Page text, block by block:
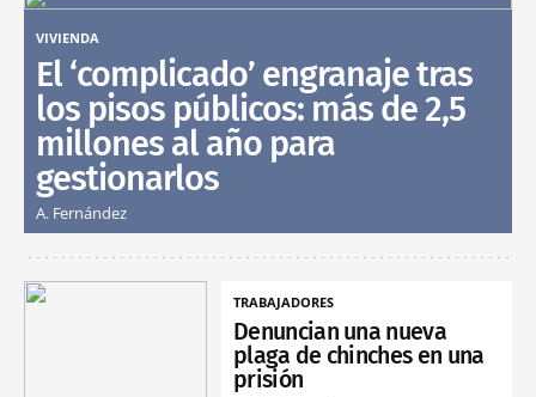
VIVIENDA
El ‘complicado’ engranaje tras
los pisos públicos: más de 2,5
millones al año para
gestionarlos
A. Fernández
TRABAJADORES
Denuncian una nueva
plaga de chinches en una
prisión